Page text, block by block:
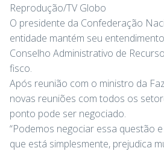
Reprodução/TV Globo
O presidente da Confederação
entidade mantém seu
Conselho Administrativo de
fisco.
Após reunião com o ministro da
novas reuniões com todos os
ponto pode ser negociado.
“Podemos negociar essa questão
que está simplesmente, prejudica